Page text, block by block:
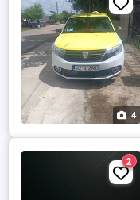
4
2